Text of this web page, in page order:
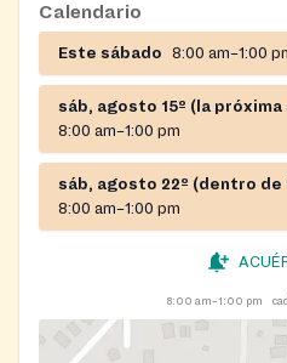
Calendario
Este sábado 8:00 am–1:00
sáb, agosto 15º (la próxima
8:00 am–1:00 pm
sáb, agosto 22º (dentro de
8:00 am–1:00 pm
8:00 am–1:00 pm